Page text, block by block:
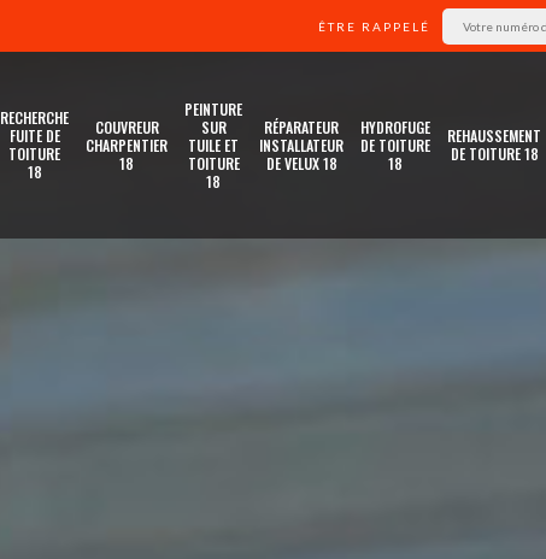
ÊTRE RAPPELÉ
RECHERCHE
FUITE DE
TOITURE
18
COUVREUR
CHARPENTIER
18
PEINTURE
SUR
TUILE ET
TOITURE
18
RÉPARATEUR
INSTALLATEUR
DE VELUX 18
HYDROFUGE
DE TOITURE
18
REHAUSSEMENT
DE TOITURE 18